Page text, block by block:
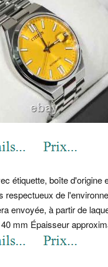
étiquette, boîte d'origine
respectueux de
envoyée, à partir de
mm Épaisseur